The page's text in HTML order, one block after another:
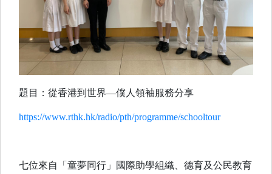
題目：從香港到世界—僕人領袖服務分享
https://www.rthk.hk/radio/pth/programme/schooltour
七位來自「童夢同行」國際助學組織、德育及公民教育